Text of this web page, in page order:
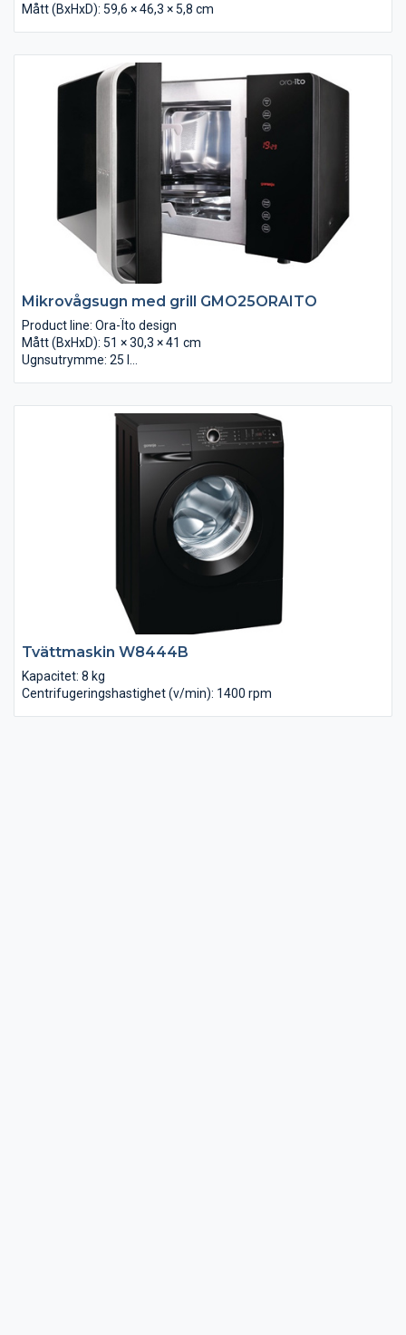
Mått (BxHxD): 59,6 × 46,3 × 5,8 cm
Mikrovågsugn med grill GMO25ORAITO
Product line: Ora-Ïto design
Mått (BxHxD): 51 × 30,3 × 41 cm
Ugnsutrymme: 25 l
Ovnrum materiale: Rostfritt ugnsutrymme
Tvättmaskin W8444B
Kapacitet: 8 kg
Centrifugeringshastighet (v/min): 1400 rpm